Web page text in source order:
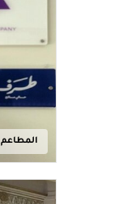
المطاعم